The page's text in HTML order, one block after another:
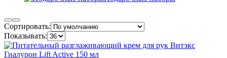
Сортировать:
Показывать: